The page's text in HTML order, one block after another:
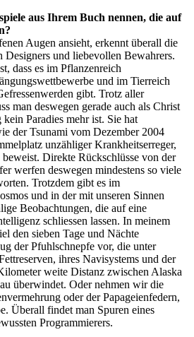
aus Ihrem Buch nennen, die auf
Augen ansieht, erkennt überall die
Designers und liebevollen Bewahrers.
dass es im Pflanzenreich
und im Tierreich
gibt. Trotz aller
man deswegen gerade auch als Christ
Paradies mehr ist. Sie hat
der Tsunami vom Dezember 2004
unzähliger Krankheitserreger,
Direkte Rückschlüsse von der
werfen deswegen mindestens so viele
Trotzdem gibt es im
und in der mit unseren Sinnen
Beobachtungen, die auf eine
schliessen lassen. In meinem
den sieben Tage und Nächte
der Pfuhlschnepfe vor, die unter
ihres Navisystems und der
weite Distanz zwischen Alaska
überwindet. Oder nehmen wir die
oder der Papageienfedern,
Überall findet man Spuren eines
Programmierers.